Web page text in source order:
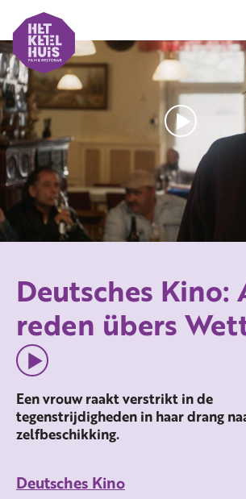
Deutsches Kino:
reden übers
Een vrouw raakt verstrikt in de
tegenstrijdigheden in haar drang
zelfbeschikking.
Deutsches Kino